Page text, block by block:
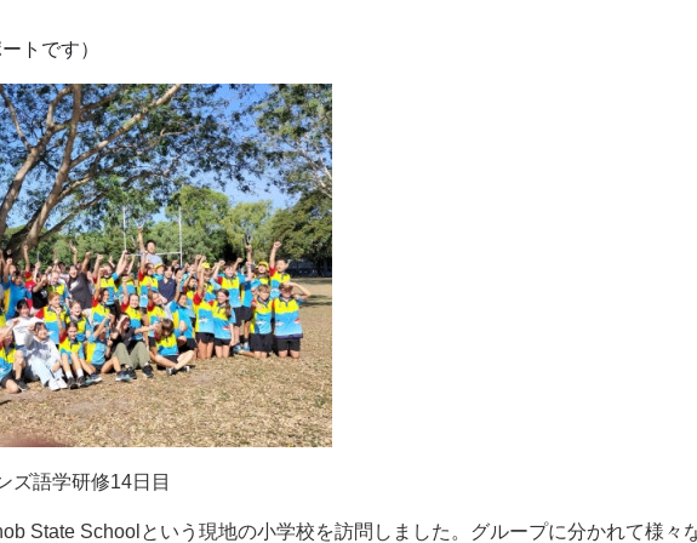
トです）
ズ語学研修14日目
State Schoolという現地の小学校を訪問しました。グループに分かれて様々